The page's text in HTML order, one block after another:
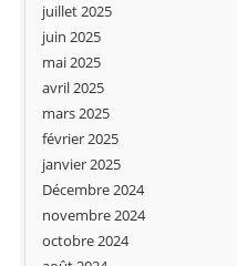
juillet 2025
juin 2025
mai 2025
avril 2025
mars 2025
février 2025
janvier 2025
Décembre 2024
novembre 2024
octobre 2024